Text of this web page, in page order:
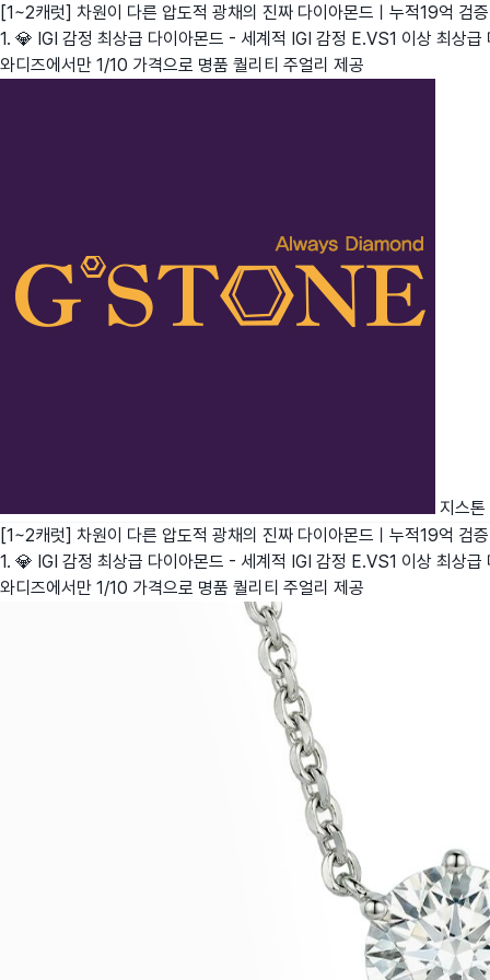
[1~2캐럿] 차원이 다른 압도적 광채의 진짜 다이아몬드ㅣ누적19억 검증
1. 💎 IGI 감정 최상급 다이아몬드 - 세계적 IGI 감정 E.VS1 이상 최상
와디즈에서만 1/10 가격으로 명품 퀄리티 주얼리 제공
지스톤
[1~2캐럿] 차원이 다른 압도적 광채의 진짜 다이아몬드ㅣ누적19억 검증
1. 💎 IGI 감정 최상급 다이아몬드 - 세계적 IGI 감정 E.VS1 이상 최상
와디즈에서만 1/10 가격으로 명품 퀄리티 주얼리 제공